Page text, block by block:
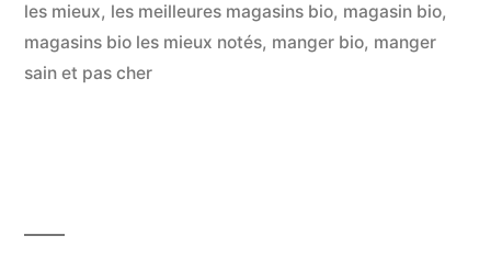
les mieux, les meilleures magasins bio, magasin bio,
magasins bio les mieux notés, manger bio, manger
sain et pas cher